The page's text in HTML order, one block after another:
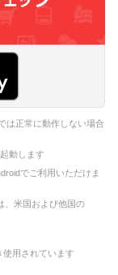
は正常に動作しない場合
動します
でご利用いただけま
、米国および他国の
用されています